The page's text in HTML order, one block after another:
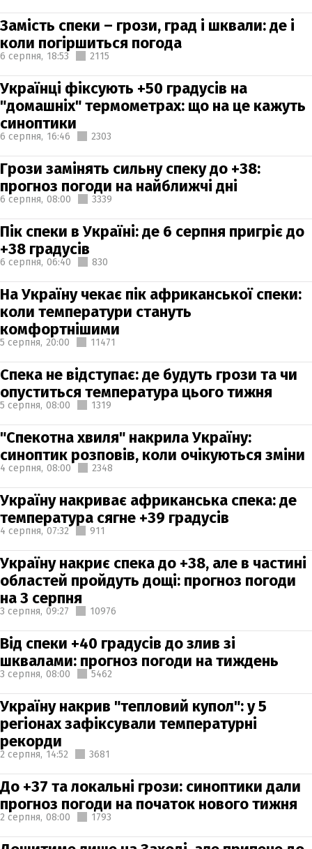
Замість спеки – грози, град і шквали: де і
коли погіршиться погода
6 серпня, 18:53 2115
Українці фіксують +50 градусів на
"домашніх" термометрах: що на це кажуть
синоптики
6 серпня, 16:46 2303
Грози замінять сильну спеку до +38:
прогноз погоди на найближчі дні
6 серпня, 08:00 3339
Пік спеки в Україні: де 6 серпня пригріє до
+38 градусів
6 серпня, 06:40 830
На Україну чекає пік африканської спеки:
коли температури стануть
комфортнішими
5 серпня, 20:00 11471
Спека не відступає: де будуть грози та чи
опуститься температура цього тижня
5 серпня, 08:00 1319
"Спекотна хвиля" накрила Україну:
синоптик розповів, коли очікуються зміни
4 серпня, 08:00 2348
Україну накриває африканська спека: де
температура сягне +39 градусів
4 серпня, 07:32 911
Україну накриє спека до +38, але в частині
областей пройдуть дощі: прогноз погоди
на 3 серпня
3 серпня, 09:27 10976
Від спеки +40 градусів до злив зі
шквалами: прогноз погоди на тиждень
3 серпня, 08:00 5462
Україну накрив "тепловий купол": у 5
регіонах зафіксували температурні
рекорди
2 серпня, 14:52 3681
До +37 та локальні грози: синоптики дали
прогноз погоди на початок нового тижня
2 серпня, 08:00 1793